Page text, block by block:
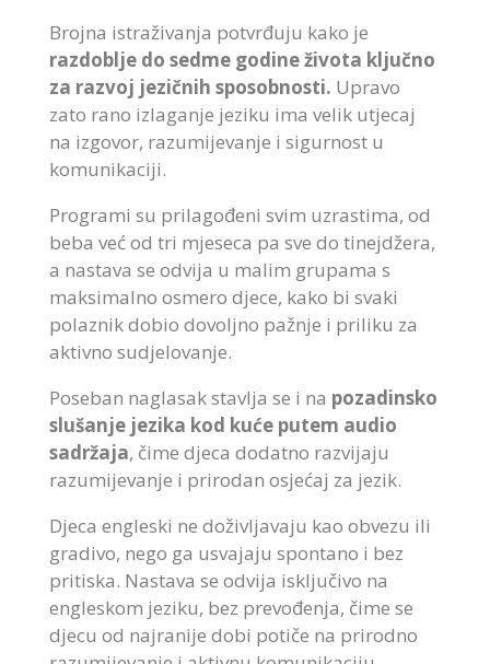
Brojna istraživanja potvrđuju kako je
razdoblje do sedme godine života ključno
za razvoj jezičnih sposobnosti. Upravo
zato rano izlaganje jeziku ima velik utjecaj
na izgovor, razumijevanje i sigurnost u
komunikaciji.
Programi su prilagođeni svim uzrastima, od
beba već od tri mjeseca pa sve do tinejdžera,
a nastava se odvija u malim grupama s
maksimalno osmero djece, kako bi svaki
polaznik dobio dovoljno pažnje i priliku za
aktivno sudjelovanje.
Poseban naglasak stavlja se i na pozadinsko
slušanje jezika kod kuće putem audio
sadržaja, čime djeca dodatno razvijaju
razumijevanje i prirodan osjećaj za jezik.
Djeca engleski ne doživljavaju kao obvezu ili
gradivo, nego ga usvajaju spontano i bez
pritiska. Nastava se odvija isključivo na
engleskom jeziku, bez prevođenja, čime se
djecu od najranije dobi potiče na prirodno